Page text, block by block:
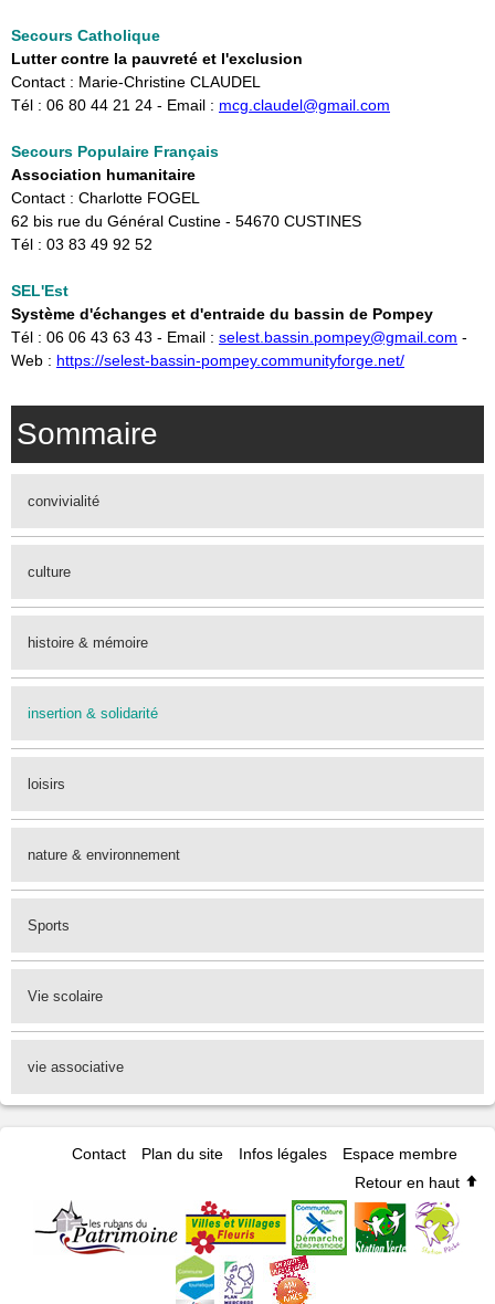
Secours Catholique
Lutter contre la pauvreté et l'exclusion
Contact : Marie-Christine CLAUDEL
Tél : 06 80 44 21 24 - Email : ​ mcg.claudel@gmail.com
Secours Populaire Français
Association humanitaire
Contact : Charlotte FOGEL
62 bis rue du Général Custine - 54670 CUSTINES
Tél : 03 83 49 92 52
SEL'Est
Système d'échanges et d'entraide du bassin de Pompey
Tél : 06 06 43 63 43 - Email : selest.bassin.pompey@gmail.com -
Web : https://selest-bassin-pompey.communityforge.net/
Sommaire
convivialité
culture
histoire & mémoire
insertion & solidarité
loisirs
nature & environnement
Sports
Vie scolaire
vie associative
Contact Plan du site Infos légales
Espace membre
Retour en haut